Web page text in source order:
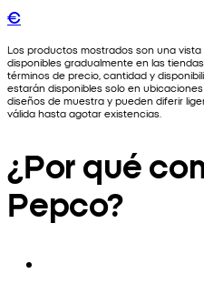
€
Los productos mostrados son una
disponibles gradualmente en las
términos de precio, cantidad y
estarán disponibles solo en
diseños de muestra y pueden diferir
válida hasta agotar existencias.
¿Por qué
Pepco?